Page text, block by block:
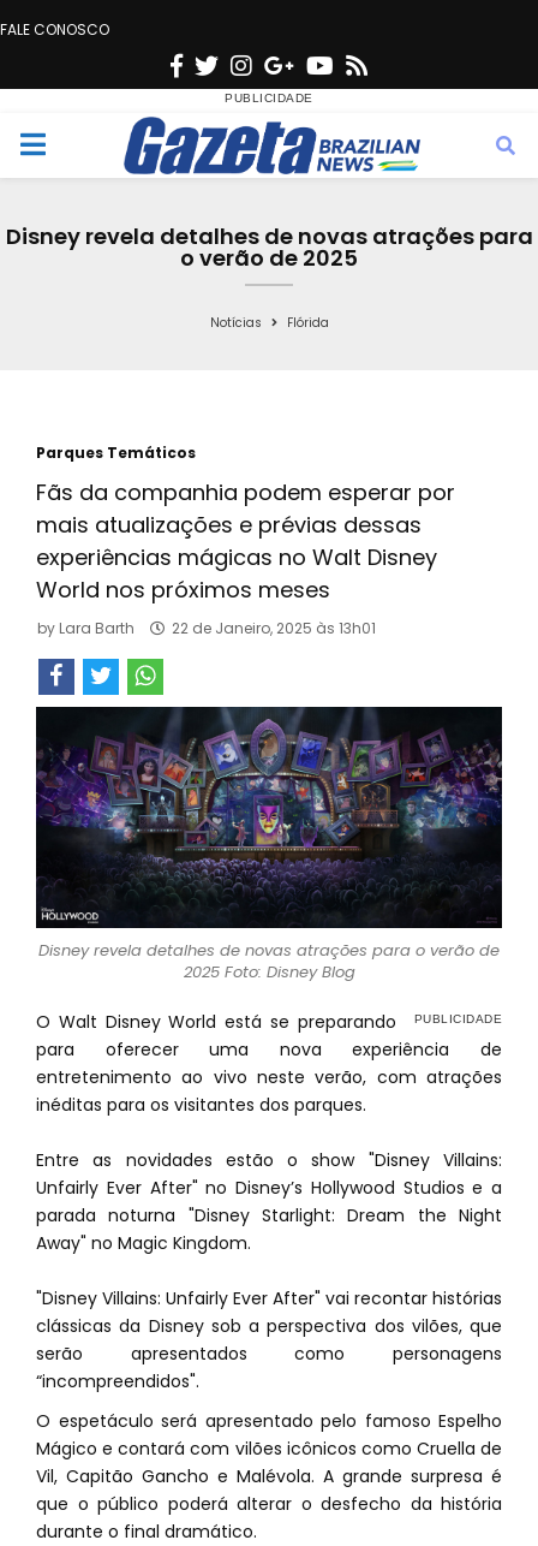
FALE CONOSCO
F
c
e
o
T
w
i
t
e
n
s
t
g
r
a
G
o
o
g
e
Y
u
t
b
s
M
Disney revela detalhes de novas atrações para
o verão de 2025
Notícias Flórida
Parques Temáticos
Fãs da companhia podem esperar por
mais atualizações e prévias dessas
experiências mágicas no Walt Disney
World nos próximos meses
by Lara Barth 22 de Janeiro, 2025 às 13h01
Disney revela detalhes de novas atrações para o verão de
2025 Foto: Disney Blog
O Walt Disney World está se preparando
para oferecer uma nova experiência de
entretenimento ao vivo neste verão, com atrações
inéditas para os visitantes dos parques.
Entre as novidades estão o show "Disney Villains:
Unfairly Ever After" no Disney’s Hollywood Studios e a
parada noturna "Disney Starlight: Dream the Night
Away" no Magic Kingdom.
"Disney Villains: Unfairly Ever After" vai recontar histórias
clássicas da Disney sob a perspectiva dos vilões, que
serão apresentados como personagens
“incompreendidos".
O espetáculo será apresentado pelo famoso Espelho
Mágico e contará com vilões icônicos como Cruella de
Vil, Capitão Gancho e Malévola. A grande surpresa é
que o público poderá alterar o desfecho da história
durante o final dramático.